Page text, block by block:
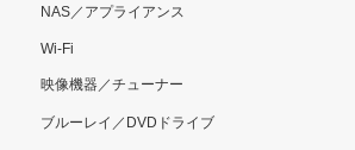
NAS／アプライアンス
Wi-Fi
映像機器／チューナー
ブルーレイ／DVDドライブ